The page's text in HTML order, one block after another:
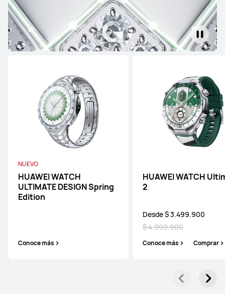
NUEVO
HUAWEI WATCH
ULTIMATE DESIGN Spring
Edition
Conoce más
HUAWEI WATCH
2
Desde $ 3.499.900
$ 4.999.900
Conoce más Comprar